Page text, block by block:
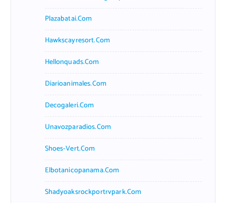
Plazabatai.com
Hawkscayresort.com
Hellonquads.com
Diarioanimales.com
Decogaleri.com
Unavozparadios.com
Shoes-Vert.com
Elbotanicopanama.com
Shadyoaksrockportrvpark.com